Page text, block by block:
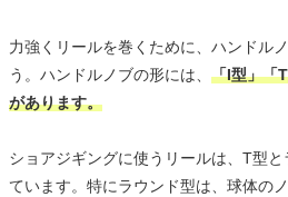
力強くリールを巻くために、ハンドル
う。ハンドルノブの形には、 「I型」「
があります。
ショアジギングに使うリールは、T型
ています。特にラウンド型は、球体の